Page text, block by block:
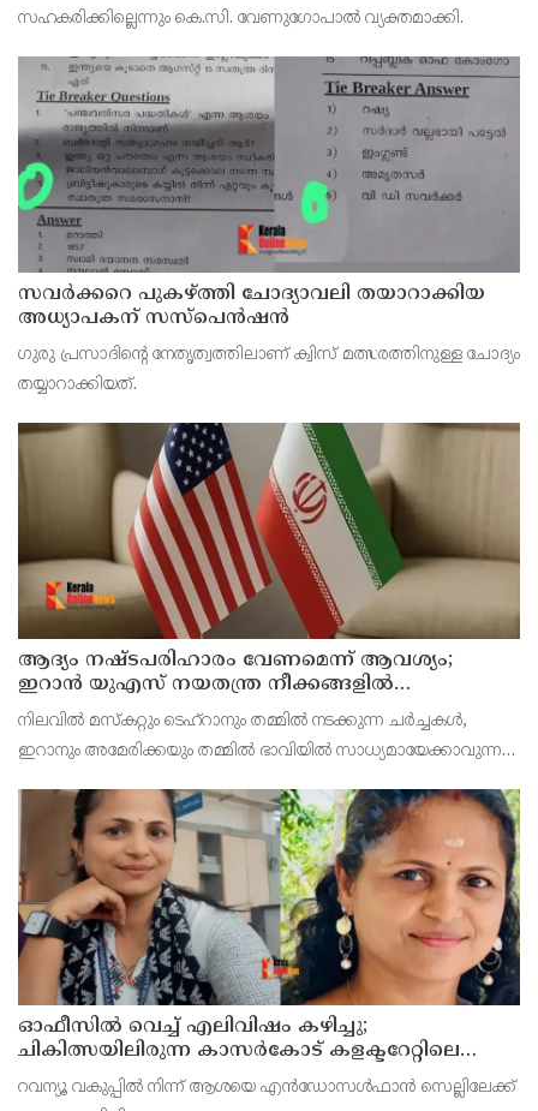
സഹകരിക്കില്ലെന്നും കെ.സി. വേണുഗോപാല്‍ വ്യക്തമാക്കി.
സവര്‍ക്കറെ പുകഴ്ത്തി ചോദ്യാവലി തയാറാക്കിയ
അധ്യാപകന് സസ്‌പെന്‍ഷന്‍
ഗുരു പ്രസാദിന്റെ നേതൃത്വത്തിലാണ് ക്വിസ് മത്സരത്തിനുള്ള ചോദ്യം
തയ്യാറാക്കിയത്.
ആദ്യം നഷ്ടപരിഹാരം വേണമെന്ന് ആവശ്യം;
ഇറാന്‍ യുഎസ് നയതന്ത്ര നീക്കങ്ങളില്‍
അനിശ്ചിതത്വം
നിലവില്‍ മസ്‌കറ്റും ടെഹ്റാനും തമ്മില്‍ നടക്കുന്ന ചര്‍ച്ചകള്‍,
ഇറാനും അമേരിക്കയും തമ്മില്‍ ഭാവിയില്‍ സാധ്യമായേക്കാവുന്ന
കാണുന്നത്.
ഓഫീസില്‍ വെച്ച് എലിവിഷം കഴിച്ചു;
ചികിത്സയിലിരുന്ന കാസര്‍കോട് കളക്ടറേറ്റിലെ
സീനിയര്‍ ക്ലര്‍ക്ക് മരിച്ചു
റവന്യൂ വകുപ്പില്‍ നിന്ന് ആശയെ എന്‍ഡോസള്‍ഫാന്‍ സെല്ലിലേക്ക്